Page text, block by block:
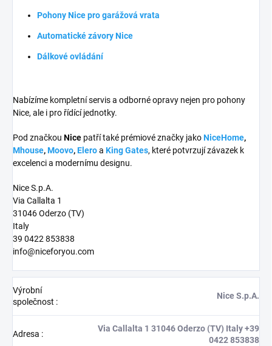
Pohony Nice pro garážová vrata
Automatické závory Nice
Dálkové ovládání
Nabízíme kompletní servis a odborné opravy nejen pro pohony
Nice, ale i pro řídící jednotky.
Pod značkou Nice patří také prémiové značky jakoNiceHome,
Mhouse,Moovo,Eleroa King Gates, které potvrzují závazek k
excelenci a modernímu designu.
Nice S.p.A.
Via Callalta 1
31046 Oderzo (TV)
Italy
39 0422 853838
info@niceforyou.com
Výrobní
společnost :
Nice S.p.A.
Adresa :
Via Callalta 1 31046 Oderzo (TV) Italy +39
0422 853838